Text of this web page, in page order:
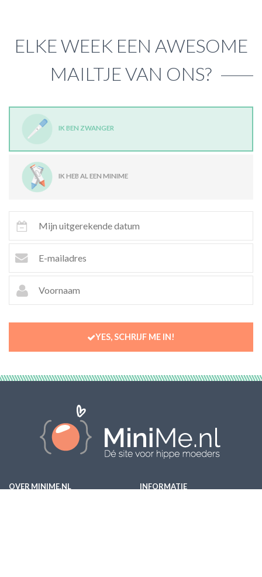
ELKE WEEK EEN AWESOME
MAILTJE VAN ONS?
IK BEN ZWANGER
IK HEB AL EEN MINIME
YES, SCHRIJF ME IN!
OVER MINIME.NL INFORMATIE